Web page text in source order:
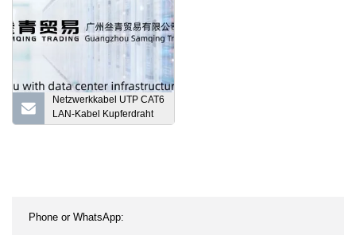
Netzwerkkabel UTP CAT6
LAN-Kabel Kupferdraht
HDPE D165